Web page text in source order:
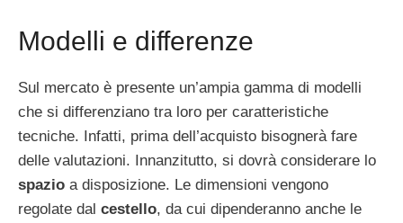
Modelli e differenze
Sul mercato è presente un’ampia gamma di modelli
che si differenziano tra loro per caratteristiche
tecniche. Infatti, prima dell’acquisto bisognerà fare
delle valutazioni. Innanzitutto, si dovrà considerare lo
spazio a disposizione. Le dimensioni vengono
regolate dal cestello, da cui dipenderanno anche le